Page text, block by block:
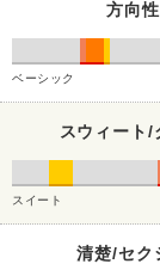
方向性
ベーシック
スウィート/
スイート
清楚/セク